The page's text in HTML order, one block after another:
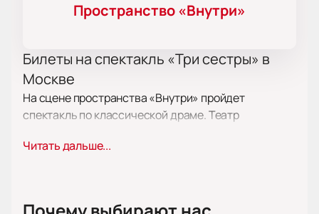
Пространство «Внутри»
Билеты на спектакль «Три сестры» в
Москве
На сцене пространства «Внутри» пройдет
спектакль по классической драме. Театр
улица Казакова, дом 8, строение 3. В расписании на
Сюжет
Читать дальше...